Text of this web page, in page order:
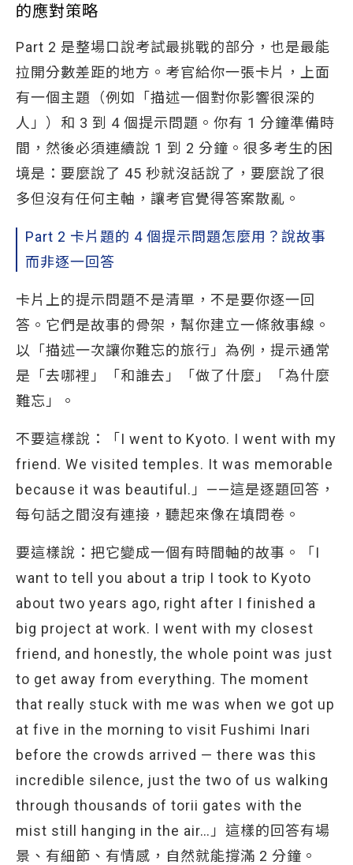
的應對策略
Part 2 是整場口說考試最挑戰的部分，也是最能
拉開分數差距的地方。考官給你一張卡片，上面
有一個主題（例如「描述一個對你影響很深的
人」）和 3 到 4 個提示問題。你有 1 分鐘準備時
間，然後必須連續說 1 到 2 分鐘。很多考生的困
境是：要麼說了 45 秒就沒話說了，要麼說了很
多但沒有任何主軸，讓考官覺得答案散亂。
Part 2 卡片題的 4 個提示問題怎麼用？說故事
而非逐一回答
卡片上的提示問題不是清單，不是要你逐一回
答。它們是故事的骨架，幫你建立一條敘事線。
以「描述一次讓你難忘的旅行」為例，提示通常
是「去哪裡」「和誰去」「做了什麼」「為什麼
難忘」。
不要這樣說：「I went to Kyoto. I went with my
friend. We visited temples. It was memorable
because it was beautiful.」——這是逐題回答，
每句話之間沒有連接，聽起來像在填問卷。
要這樣說：把它變成一個有時間軸的故事。「I
want to tell you about a trip I took to Kyoto
about two years ago, right after I finished a
big project at work. I went with my closest
friend, and honestly, the whole point was just
to get away from everything. The moment
that really stuck with me was when we got up
at five in the morning to visit Fushimi Inari
before the crowds arrived — there was this
incredible silence, just the two of us walking
through thousands of torii gates with the
mist still hanging in the air…」這樣的回答有場
景、有細節、有情感，自然就能撐滿 2 分鐘。